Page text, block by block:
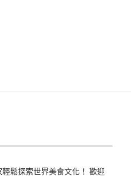
鬆探索世界美食文化！ 歡迎